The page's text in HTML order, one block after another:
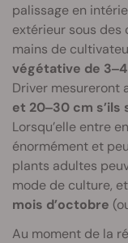
palissage en
extérieur sous des
mains de
végétative de
Driver mesureront
et 20‒30 cm
Lorsqu’elle entre
énormément et
plants adultes
mode de culture,
mois d’octobre
Au moment de la